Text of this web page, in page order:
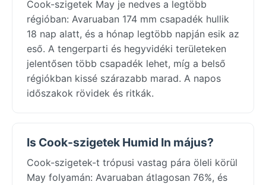
Cook-szigetek May je nedves a legtöbb
régióban: Avaruaban 174 mm csapadék hullik
18 nap alatt, és a hónap legtöbb napján esik az
eső. A tengerparti és hegyvidéki területeken
jelentősen több csapadék lehet, míg a belső
régiókban kissé szárazabb marad. A napos
időszakok rövidek és ritkák.
Is Cook-szigetek Humid In május?
Cook-szigetek-t trópusi vastag pára öleli körül
May folyamán: Avaruaban átlagosan 76%, és